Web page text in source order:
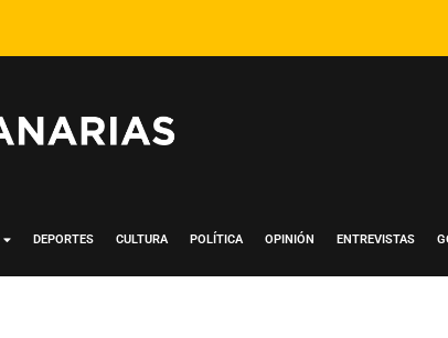
DEPORTES CULTURA POLÍTICA OPINIÓN ENTREVISTAS